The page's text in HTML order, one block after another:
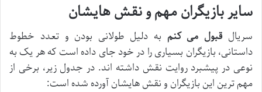
سایر بازیگران مهم و نقش هایشان
سریال قبول می کنم به دلیل طولانی بودن و تعدد خطوط
داستانی، بازیگران بسیاری را در خود جای داده است که هر یک به
نوعی در پیشبرد روایت نقش داشته اند. در جدول زیر، برخی از
مهم ترین این بازیگران و نقش هایشان آورده شده است: